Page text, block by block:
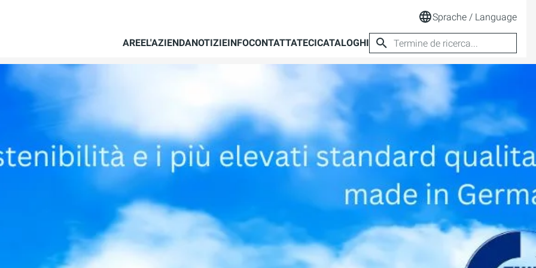
Sprache / Language
AREEL'AZIENDANOTIZIEINFOCONTATTATECICATALOGHI